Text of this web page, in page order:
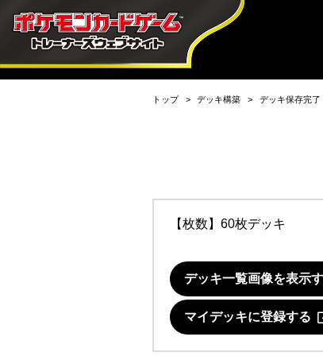
トップ デッキ構築 デッキ保存完了
【枚数】60枚デッキ
デッキ一覧画像を表示
マイデッキに登録する